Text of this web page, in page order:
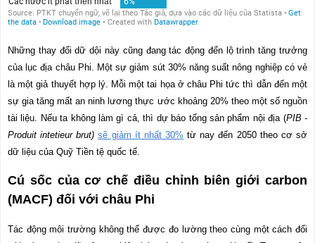
Những thay đổi dữ dội này cũng đang tác động đến lộ trình tăng trưởng
của lục địa châu Phi. Một sự giảm sút 30% năng suất nông nghiệp có vẻ
là một giả thuyết hợp lý. Mỗi một tai họa ở châu Phi tức thì dẫn đến một
sự gia tăng mất an ninh lương thực ước khoảng 20% theo một số nguồn
tài liệu. Nếu ta không làm gì cả, thì dự báo tổng sản phẩm nội địa (PIB -
Produit intetieur brut)sẽ giảm ít nhất 30% từ nay đến 2050 theo cơ sở
dữ liệu của Quỹ Tiền tệ quốc tế.
Cú sốc của cơ chế điều chỉnh biên giới carbon
(MACF) đối với châu Phi
Tác động môi trường không thể được đo lường theo cùng một cách đối